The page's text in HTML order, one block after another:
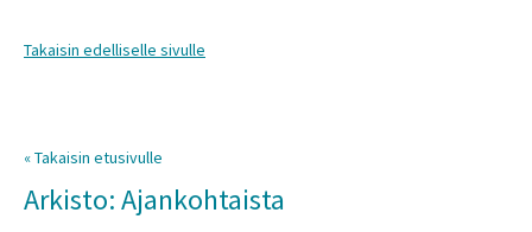
Takaisin edelliselle sivulle
« Takaisin etusivulle
Arkisto: Ajankohtaista